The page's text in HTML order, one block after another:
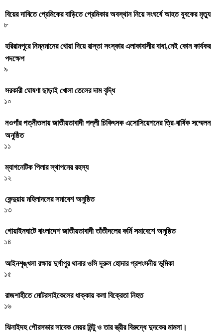
বিয়ের দাবিতে প্রেমিকের বাড়িতে প্রেমিকার অবস্থান নিয়ে সংঘর্ষে আহত যুবকের মৃত্যু
৮
হরিরামপুরে নিম্নমানের খোয়া দিয়ে রাস্তা সংস্কার এলাকাবাসীর বাধা,নেই কোন কার্যকর
পদক্ষেপ
৯
সরকারী ঘােষণা ছাড়াই খােলা তেলের দাম বৃদ্ধি
১০
নওগাঁর পত্নীতলায় জাতীয়তাবাদী পল্লী চিকিৎসক এসোসিয়েশনের ত্রি-বার্ষিক সম্মেলন
অনুষ্ঠিত
১১
ম্যাগনেটিক পিলার স্থাপনের রহস্য
১২
কেন্দুয়ায় মহিলাদলের সমাবেশ অনুষ্ঠিত
১৩
গোয়াইনঘাটে বাংলাদেশ জাতীয়তাবাদী তাঁতীদলের কর্মি সমাবেশে অনুষ্ঠিত
১৪
আইনশৃঙ্খলা রক্ষায় দুর্গাপুর থানার ওসি দূরুল হোদার প্রশংসনীয় ভূমিকা
১৫
রাজশাহীতে মোটরসাইকেলের ধাক্কায় কলা বিক্রেতা নিহত
১৬
ঝিনাইদহ পৌরসভার সাবেক মেয়র মিন্টু ও তার স্ত্রীর বিরুদ্ধে দুদকের মামলা।